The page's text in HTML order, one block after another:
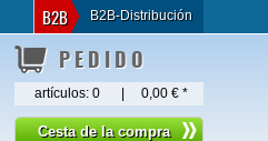
B2B B2B-Distribución
PEDIDO
artículos: 0 0,00 € *